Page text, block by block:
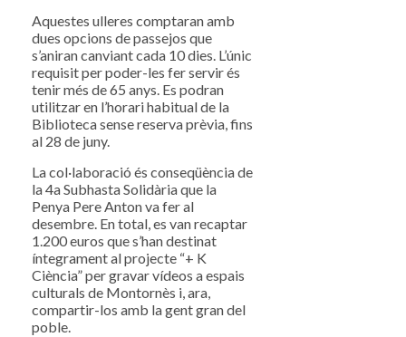
Aquestes ulleres comptaran amb
dues opcions de passejos que
s’aniran canviant cada 10 dies. L’únic
requisit per poder-les fer servir és
tenir més de 65 anys. Es podran
utilitzar en l’horari habitual de la
Biblioteca sense reserva prèvia, fins
al 28 de juny.
La col·laboració és conseqüència de
la 4a Subhasta Solidària que la
Penya Pere Anton va fer al
desembre. En total, es van recaptar
1.200 euros que s’han destinat
íntegrament al projecte “+ K
Ciència” per gravar vídeos a espais
culturals de Montornès i, ara,
compartir-los amb la gent gran del
poble.